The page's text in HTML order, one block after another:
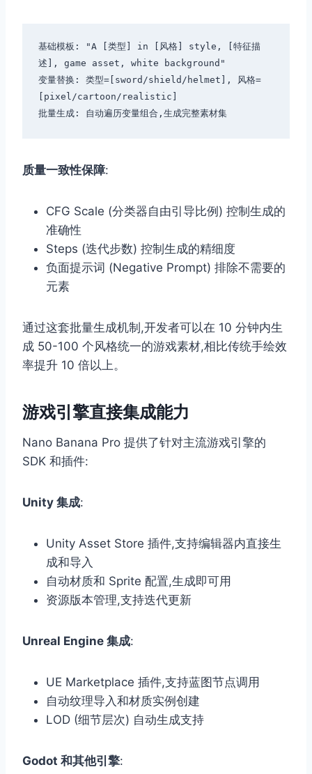
基础模板: "A [类型] in [风格] style, [特征描
述], game asset, white background"
变量替换: 类型=[sword/shield/helmet], 风格=
[pixel/cartoon/realistic]
批量生成: 自动遍历变量组合,生成完整素材集
质量一致性保障:
CFG Scale (分类器自由引导比例) 控制生成的
准确性
Steps (迭代步数) 控制生成的精细度
负面提示词 (Negative Prompt) 排除不需要的
元素
通过这套批量生成机制,开发者可以在 10 分钟内生
成 50-100 个风格统一的游戏素材,相比传统手绘效
率提升 10 倍以上。
游戏引擎直接集成能力
Nano Banana Pro 提供了针对主流游戏引擎的
SDK 和插件:
Unity 集成:
Unity Asset Store 插件,支持编辑器内直接生
成和导入
自动材质和 Sprite 配置,生成即可用
资源版本管理,支持迭代更新
Unreal Engine 集成:
UE Marketplace 插件,支持蓝图节点调用
自动纹理导入和材质实例创建
LOD (细节层次) 自动生成支持
Godot 和其他引擎: